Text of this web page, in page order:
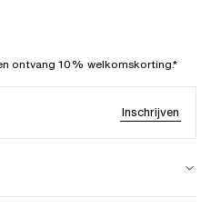
ontvang 10% welkomskorting.*
Inschrijven